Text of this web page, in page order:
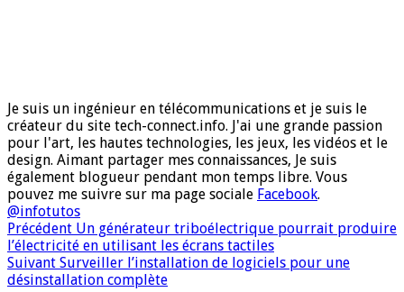
Je suis un ingénieur en télécommunications et je suis le
créateur du site tech-connect.info. J'ai une grande passion
pour l'art, les hautes technologies, les jeux, les vidéos et le
design. Aimant partager mes connaissances, Je suis
également blogueur pendant mon temps libre. Vous
pouvez me suivre sur ma page sociale Facebook.
@infotutos
Précédent Un générateur triboélectrique pourrait produire
l’électricité en utilisant les écrans tactiles
Suivant Surveiller l’installation de logiciels pour une
désinstallation complète